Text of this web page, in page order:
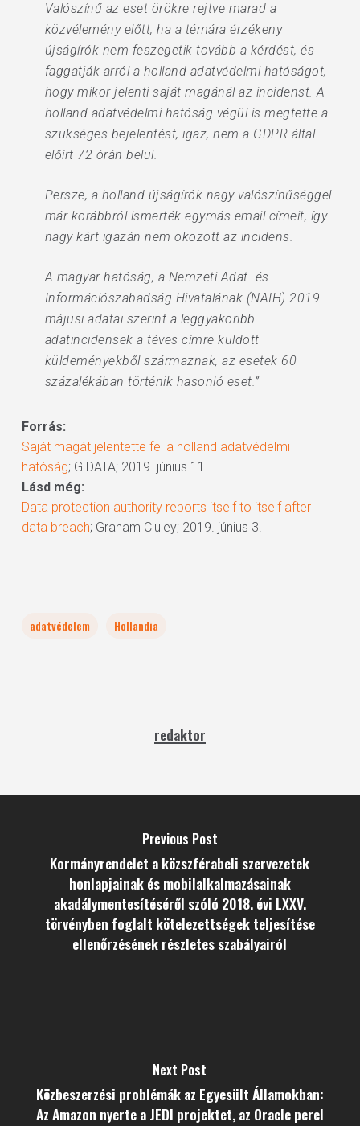
Valószínű az eset örökre rejtve marad a
közvélemény előtt, ha a témára érzékeny
újságírók nem feszegetik tovább a kérdést, és
faggatják arról a holland adatvédelmi hatóságot,
hogy mikor jelenti saját magánál az incidenst. A
holland adatvédelmi hatóság végül is megtette a
szükséges bejelentést, igaz, nem a GDPR által
előírt 72 órán belül.
Persze, a holland újságírók nagy valószínűséggel
már korábbról ismerték egymás email címeit, így
nagy kárt igazán nem okozott az incidens.
A magyar hatóság, a Nemzeti Adat- és
Információszabadság Hivatalának (NAIH) 2019
májusi adatai szerint a leggyakoribb
adatincidensek a téves címre küldött
küldeményekből származnak, az esetek 60
százalékában történik hasonló eset.”
Forrás:
Saját magát jelentette fel a holland adatvédelmi
hatóság; G DATA; 2019. június 11.
Lásd még:
Data protection authority reports itself to itself after
data breach; Graham Cluley; 2019. június 3.
adatvédelem Hollandia
redaktor
Previous Post
Kormányrendelet a közszférabeli szervezetek
honlapjainak és mobilalkalmazásainak
akadálymentesítéséről szóló 2018. évi LXXV.
törvényben foglalt kötelezettségek teljesítése
ellenőrzésének részletes szabályairól
Next Post
Közbeszerzési problémák az Egyesült Államokban:
Az Amazon nyerte a JEDI projektet, az Oracle perel